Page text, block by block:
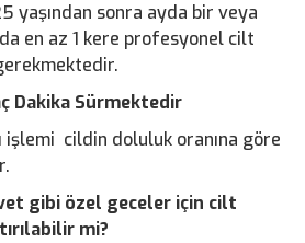
yaşından sonra ayda bir veya
en az 1 kere profesyonel cilt
Dakika Sürmektedir
işlemi cildin doluluk oranına göre
gibi özel geceler için cilt
mi?